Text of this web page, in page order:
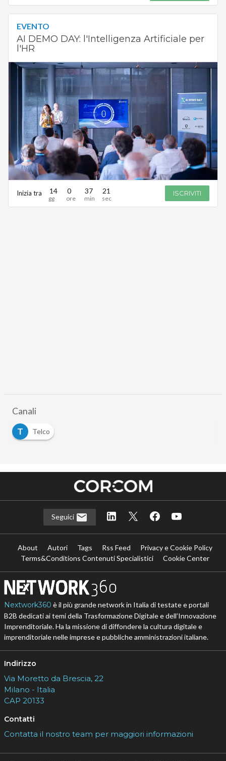
EVENTO
AI DEMO DAY: l'Intelligenza Artificiale per
l'HR
Inizia tra 14 0 37 21 ISCRIVITI
Canali
T
Telco
Seguici
About Autori Tags Rss Feed
Privacy e Cookie Policy
Terms&Conditions Contenuti Specialistici
Cookie Center
Nextwork360 è il più grande network in Italia di testate e portali
B2B dedicati ai temi della Trasformazione Digitale e dell’Innovazione
Imprenditoriale. Ha la missione di diffondere la cultura digitale e
imprenditoriale nelle imprese e pubbliche amministrazioni italiane.
Indirizzo
Via Moretto da Brescia, 22
Milano - Italia
CAP 20133
Contatti
Contatta il nostro team per maggiori informazioni